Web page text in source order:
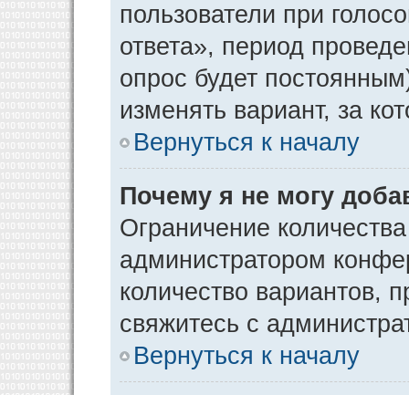
пользователи при
ответа», период
опрос будет
изменять вариант, за
Вернуться к началу
Почему я не могу
Ограничение
администратором
количество вариантов,
свяжитесь с
Вернуться к началу